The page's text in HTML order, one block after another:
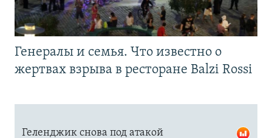
Генералы и семья. Что известно о
жертвах взрыва в ресторане Balzi Rossi